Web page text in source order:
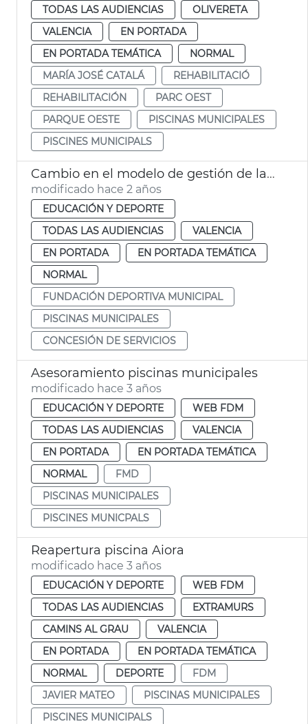
TODAS LAS AUDIENCIAS
OLIVERETA
VALENCIA
EN PORTADA
EN PORTADA TEMÁTICA
NORMAL
MARÍA JOSÉ CATALÁ
REHABILITACIÓ
REHABILITACIÓN
PARC OEST
PARQUE OESTE
PISCINAS MUNICIPALES
PISCINES MUNICIPALS
Cambio en el modelo de gestión de las piscinas municipales
modificado hace 2 años
EDUCACIÓN Y DEPORTE
TODAS LAS AUDIENCIAS
VALENCIA
EN PORTADA
EN PORTADA TEMÁTICA
NORMAL
FUNDACIÓN DEPORTIVA MUNICIPAL
PISCINAS MUNICIPALES
CONCESIÓN DE SERVICIOS
Asesoramiento piscinas municipales
modificado hace 3 años
EDUCACIÓN Y DEPORTE
WEB FDM
TODAS LAS AUDIENCIAS
VALENCIA
EN PORTADA
EN PORTADA TEMÁTICA
NORMAL
FMD
PISCINAS MUNICIPALES
PISCINES MUNICPALS
Reapertura piscina Aiora
modificado hace 3 años
EDUCACIÓN Y DEPORTE
WEB FDM
TODAS LAS AUDIENCIAS
EXTRAMURS
CAMINS AL GRAU
VALENCIA
EN PORTADA
EN PORTADA TEMÁTICA
NORMAL
DEPORTE
FDM
JAVIER MATEO
PISCINAS MUNICIPALES
PISCINES MUNICIPALS